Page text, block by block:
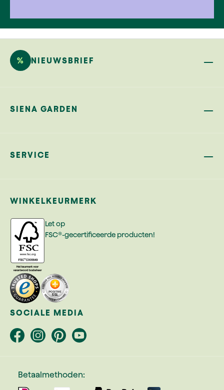
% NIEUWSBRIEF
SIENA GARDEN
SERVICE
WINKELKEURMERK
Let op
FSC®-gecertificeerde producten!
SOCIALE MEDIA
Betaalmethoden: